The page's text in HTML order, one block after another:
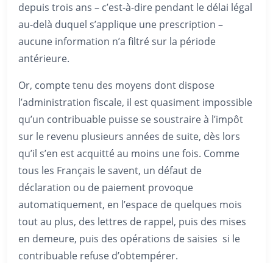
depuis trois ans – c’est-à-dire pendant le délai légal
au-delà duquel s’applique une prescription –
aucune information n’a filtré sur la période
antérieure.
Or, compte tenu des moyens dont dispose
l’administration fiscale, il est quasiment impossible
qu’un contribuable puisse se soustraire à l’impôt
sur le revenu plusieurs années de suite, dès lors
qu’il s’en est acquitté au moins une fois. Comme
tous les Français le savent, un défaut de
déclaration ou de paiement provoque
automatiquement, en l’espace de quelques mois
tout au plus, des lettres de rappel, puis des mises
en demeure, puis des opérations de saisies si le
contribuable refuse d’obtempérer.